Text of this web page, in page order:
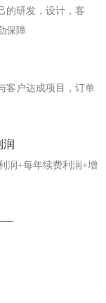
的研发，设计，客
保障
客户达成项目，订单
润
润+每年续费利润+增